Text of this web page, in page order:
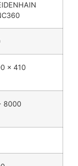
x 410
8000